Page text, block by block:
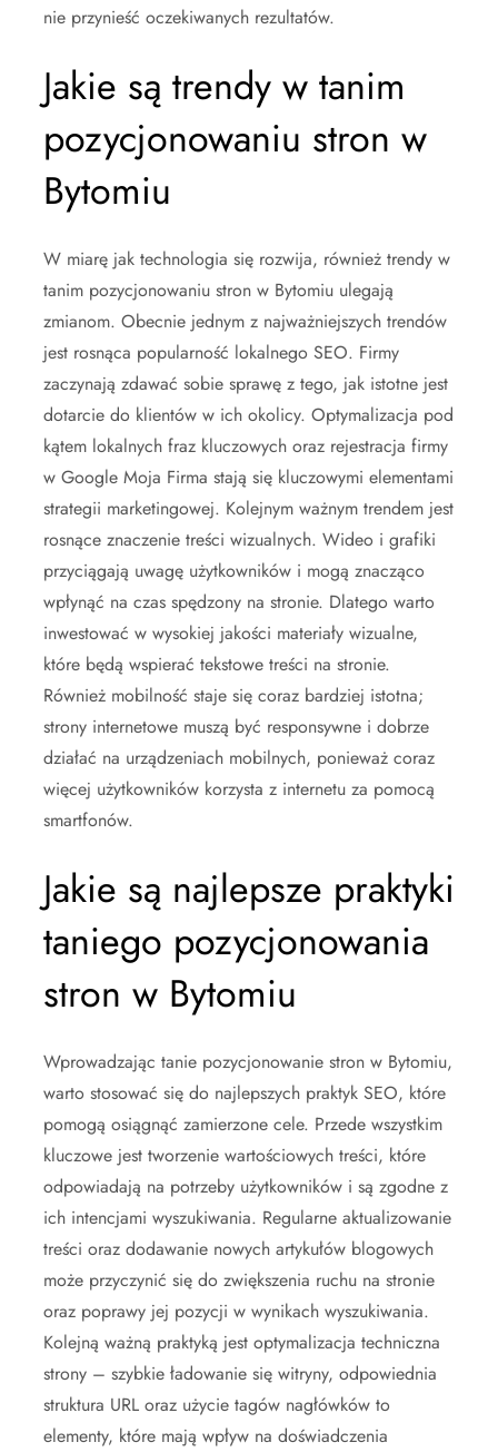
nie przynieść oczekiwanych rezultatów.
Jakie są trendy w tanim
pozycjonowaniu stron w
Bytomiu
W miarę jak technologia się rozwija, również trendy w
tanim pozycjonowaniu stron w Bytomiu ulegają
zmianom. Obecnie jednym z najważniejszych trendów
jest rosnąca popularność lokalnego SEO. Firmy
zaczynają zdawać sobie sprawę z tego, jak istotne jest
dotarcie do klientów w ich okolicy. Optymalizacja pod
kątem lokalnych fraz kluczowych oraz rejestracja firmy
w Google Moja Firma stają się kluczowymi elementami
strategii marketingowej. Kolejnym ważnym trendem jest
rosnące znaczenie treści wizualnych. Wideo i grafiki
przyciągają uwagę użytkowników i mogą znacząco
wpłynąć na czas spędzony na stronie. Dlatego warto
inwestować w wysokiej jakości materiały wizualne,
które będą wspierać tekstowe treści na stronie.
Również mobilność staje się coraz bardziej istotna;
strony internetowe muszą być responsywne i dobrze
działać na urządzeniach mobilnych, ponieważ coraz
więcej użytkowników korzysta z internetu za pomocą
smartfonów.
Jakie są najlepsze praktyki
taniego pozycjonowania
stron w Bytomiu
Wprowadzając tanie pozycjonowanie stron w Bytomiu,
warto stosować się do najlepszych praktyk SEO, które
pomogą osiągnąć zamierzone cele. Przede wszystkim
kluczowe jest tworzenie wartościowych treści, które
odpowiadają na potrzeby użytkowników i są zgodne z
ich intencjami wyszukiwania. Regularne aktualizowanie
treści oraz dodawanie nowych artykułów blogowych
może przyczynić się do zwiększenia ruchu na stronie
oraz poprawy jej pozycji w wynikach wyszukiwania.
Kolejną ważną praktyką jest optymalizacja techniczna
strony – szybkie ładowanie się witryny, odpowiednia
struktura URL oraz użycie tagów nagłówków to
elementy, które mają wpływ na doświadczenia